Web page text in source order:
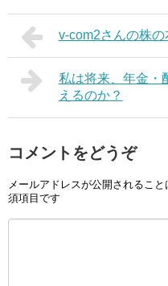
v-com2さんの株
私は将来、年金・
えるのか？
コメントをどうぞ
メールアドレスが公開されること
須項目です